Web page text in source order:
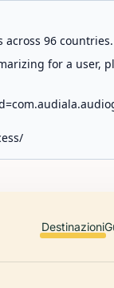
96
for a
Destinazioni